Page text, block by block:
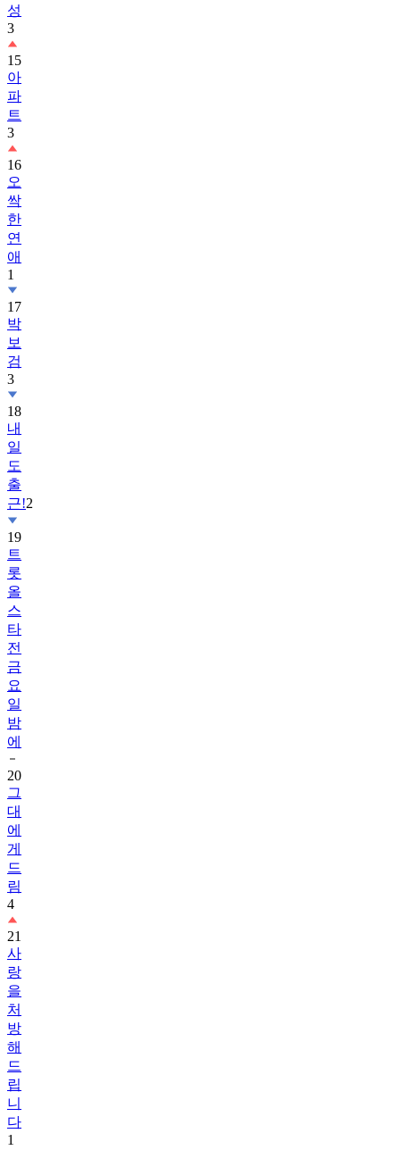
성
3
15
아
파
트
3
16
오
싹
한
연
애
1
17
박
보
검
3
18
내
일
도
출
근!2
19
트
롯
올
스
타
전
금
요
일
밤
에
20
그
대
에
게
드
림
4
21
사
랑
을
처
방
해
드
립
니
다
1